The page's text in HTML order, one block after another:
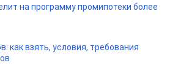
на программу промипотеки более
как взять, условия, требования